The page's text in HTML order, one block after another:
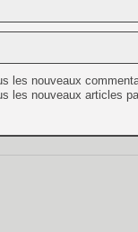
les nouveaux
les nouveaux articles